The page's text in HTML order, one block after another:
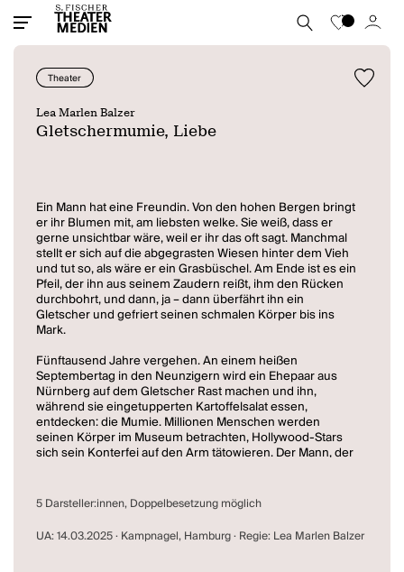
Theater
Lea Marlen Balzer
Gletschermumie, Liebe
Ein Mann hat eine Freundin. Von den hohen Bergen bringt
er ihr Blumen mit, am liebsten welke. Sie weiß, dass er
gerne unsichtbar wäre, weil er ihr das oft sagt. Manchmal
stellt er sich auf die abgegrasten Wiesen hinter dem Vieh
und tut so, als wäre er ein Grasbüschel. Am Ende ist es ein
Pfeil, der ihn aus seinem Zaudern reißt, ihm den Rücken
durchbohrt, und dann, ja – dann überfährt ihn ein
Gletscher und gefriert seinen schmalen Körper bis ins
Mark.
Fünftausend Jahre vergehen. An einem heißen
Septembertag in den Neunzigern wird ein Ehepaar aus
Nürnberg auf dem Gletscher Rast machen und ihn,
während sie eingetupperten Kartoffelsalat essen,
entdecken: die Mumie. Millionen Menschen werden
seinen Körper im Museum betrachten, Hollywood-Stars
sich sein Konterfei auf den Arm tätowieren. Der Mann, der
Gletschermumie, Liebeist eine heiter-absurde Reflektion
über Vergänglichkeit, vergessene Liebe und den
tiefsitzenden Wunsch, der Nachwelt etwas zu hinterlassen.
Denn was bleibt am Ende von der Menschheit? Küsse?
5 Darsteller:innen, Doppelbesetzung möglich
UA: 14.03.2025 · Kampnagel, Hamburg · Regie: Lea Marlen Balzer